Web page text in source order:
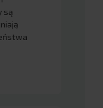
są